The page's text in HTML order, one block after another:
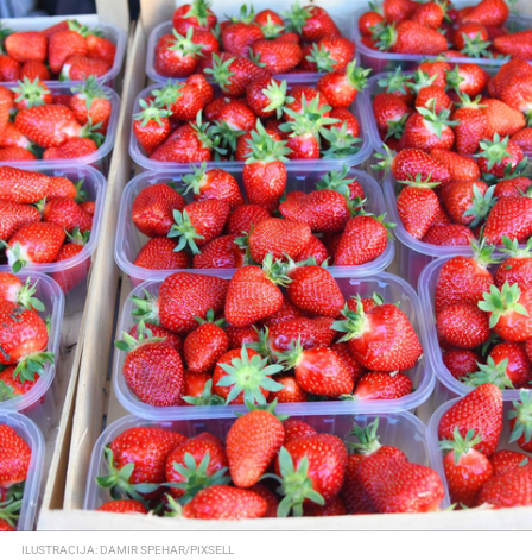
ILUSTRACIJA: DAMIR SPEHAR/PIXSELL